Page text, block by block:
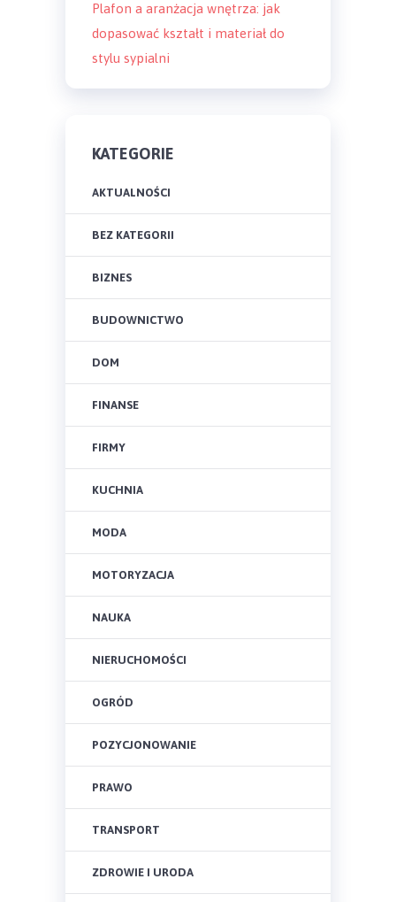
Plafon a aranżacja wnętrza: jak
dopasować kształt i materiał do
stylu sypialni
KATEGORIE
AKTUALNOŚCI
BEZ KATEGORII
BIZNES
BUDOWNICTWO
DOM
FINANSE
FIRMY
KUCHNIA
MODA
MOTORYZACJA
NAUKA
NIERUCHOMOŚCI
OGRÓD
POZYCJONOWANIE
PRAWO
TRANSPORT
ZDROWIE I URODA